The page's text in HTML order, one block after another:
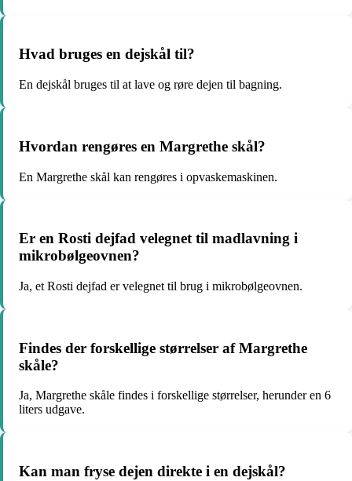
Hvad bruges en dejskål til?
En dejskål bruges til at lave og røre dejen til bagning.
Hvordan rengøres en Margrethe skål?
En Margrethe skål kan rengøres i opvaskemaskinen.
Er en Rosti dejfad velegnet til madlavning i
mikrobølgeovnen?
Ja, et Rosti dejfad er velegnet til brug i mikrobølgeovnen.
Findes der forskellige størrelser af Margrethe
skåle?
Ja, Margrethe skåle findes i forskellige størrelser, herunder en 6
liters udgave.
Kan man fryse dejen direkte i en dejskål?